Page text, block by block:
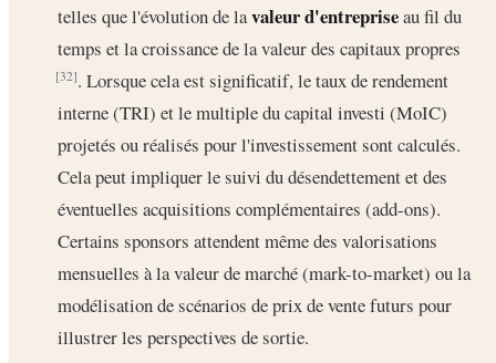
telles que l'évolution de lavaleur d'entrepriseau fil du
temps et la croissance de la valeur des capitaux propres
[32]. Lorsque cela est significatif, le taux de rendement
interne (TRI) et le multiple du capital investi (MoIC)
projetés ou réalisés pour l'investissement sont calculés.
Cela peut impliquer le suivi du désendettement et des
éventuelles acquisitions complémentaires (add-ons).
Certains sponsors attendent même des valorisations
mensuelles à la valeur de marché (mark-to-market) ou la
modélisation de scénarios de prix de vente futurs pour
illustrer les perspectives de sortie.